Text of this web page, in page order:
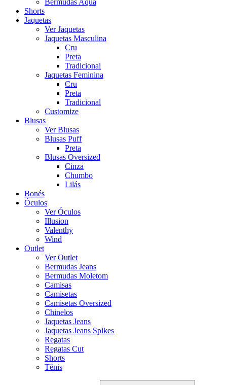
Bermudas Aqua
Shorts
Jaquetas
Ver Jaquetas
Jaquetas Masculina
Cru
Preta
Tradicional
Jaquetas Feminina
Cru
Preta
Tradicional
Customize
Blusas
Ver Blusas
Blusas Puff
Preta
Blusas Oversized
Cinza
Chumbo
Lilás
Bonés
Óculos
Ver Óculos
Illusion
Valenthy
Wind
Outlet
Ver Outlet
Bermudas Jeans
Bermudas Moletom
Camisas
Camisetas
Camisetas Oversized
Chinelos
Jaquetas Jeans
Jaquetas Jeans Spikes
Regatas
Regatas Cut
Shorts
Tênis